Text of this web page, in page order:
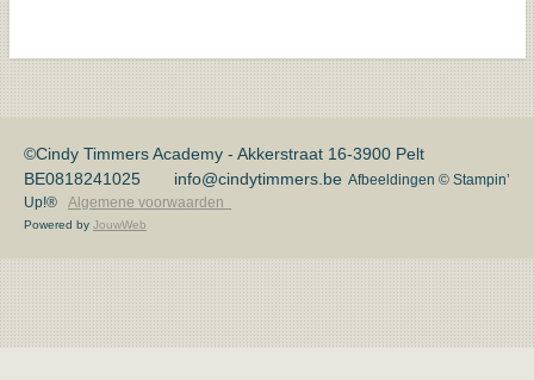
©Cindy Timmers Academy - Akkerstraat 16-3900 Pelt
BE0818241025 info@cindytimmers.be Afbeeldingen © Stampin’
Up!® Algemene voorwaarden
Powered by JouwWeb